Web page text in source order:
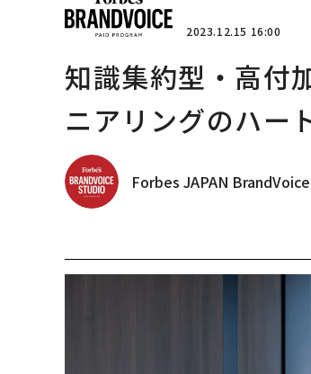
2023.12.15 16:00
知識集約型・高
ニアリングのハー
Forbes JAPAN